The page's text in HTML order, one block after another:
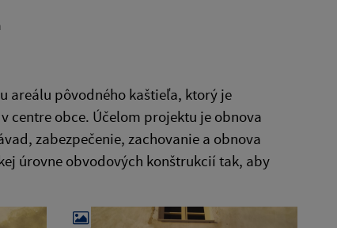
areálu pôvodného kaštieľa, ktorý je
centre obce. Účelom projektu je obnova
zabezpečenie, zachovanie a obnova
úrovne obvodových konštrukcií tak, aby